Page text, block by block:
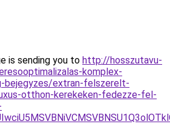
is sending you to http://hosszutavu-
komplex-
bejegyzes/extran-felszerelt-
otthon-kerekeken-fedezze-fel-